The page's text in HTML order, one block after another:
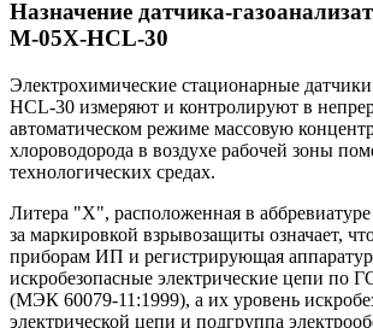
Назначение датчика-
М-05Х-HCL-30
Электрохимические стационарные
HCL-30 измеряют и контролируют в
автоматическом режиме массовую
хлороводорода в воздухе рабочей зоны
технологических средах.
Литера "Х", расположенная в аббревиатуре
за маркировкой взрывозащиты означает,
приборам ИП и регистрирующая
искробезопасные электрические цепи по
(МЭК 60079-11:1999), а их уровень
электрической цепи и подгруппа